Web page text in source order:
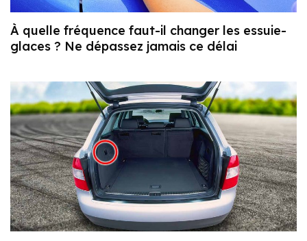
À quelle fréquence faut-il changer les essuie-
glaces ? Ne dépassez jamais ce délai